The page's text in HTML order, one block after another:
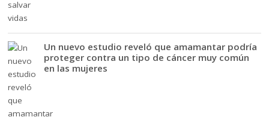
Un nuevo estudio reveló que amamantar podría
proteger contra un tipo de cáncer muy común
en las mujeres